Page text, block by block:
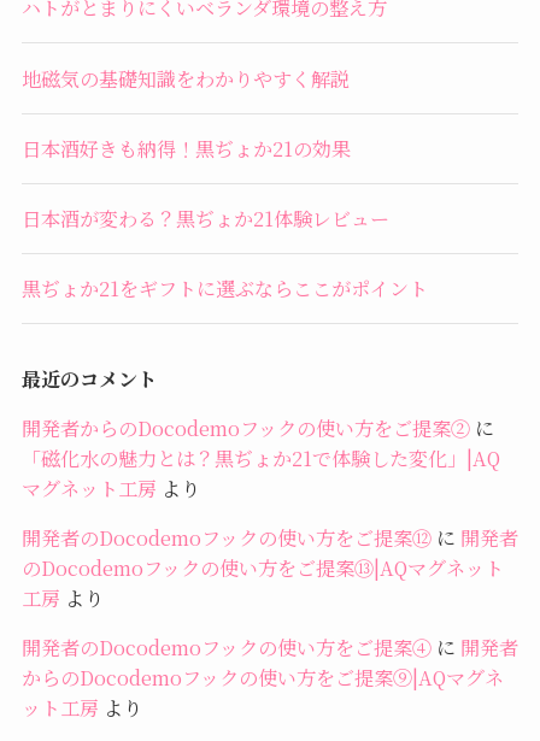
ハトがとまりにくいベランダ環境の整え方
地磁気の基礎知識をわかりやすく解説
日本酒好きも納得！黒ぢょか21の効果
日本酒が変わる？黒ぢょか21体験レビュー
黒ぢょか21をギフトに選ぶならここがポイント
最近のコメント
開発者からのDocodemoフックの使い方をご提案②に
「磁化水の魅力とは？黒ぢょか21で体験した変化」|AQ
マグネット工房 より
開発者のDocodemoフックの使い方をご提案⑫に 開発者
のDocodemoフックの使い方をご提案⑬|AQマグネット
工房 より
開発者のDocodemoフックの使い方をご提案④に 開発者
からのDocodemoフックの使い方をご提案⑨|AQマグネ
ット工房 より